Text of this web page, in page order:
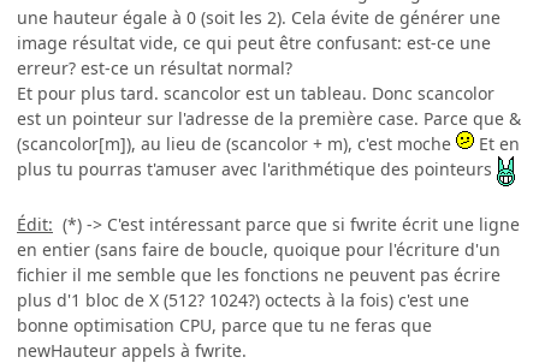
une hauteur égale à 0 (soit les 2). Cela évite de générer une
image résultat vide, ce qui peut être confusant: est-ce une
erreur? est-ce un résultat normal?
Et pour plus tard. scancolor est un tableau. Donc scancolor
est un pointeur sur l'adresse de la première case. Parce que &
(scancolor[m]), au lieu de (scancolor + m), c'est moche
Et en
plus tu pourras t'amuser avec l'arithmétique des pointeurs
Édit: (*) -> C'est intéressant parce que si fwrite écrit une ligne
en entier (sans faire de boucle, quoique pour l'écriture d'un
fichier il me semble que les fonctions ne peuvent pas écrire
plus d'1 bloc de X (512? 1024?) octects à la fois) c'est une
bonne optimisation CPU, parce que tu ne feras que
newHauteur appels à fwrite.